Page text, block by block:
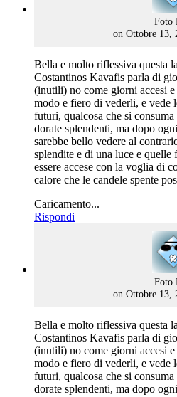
Foto
on Ottobre 13,
Bella e molto riflessiva questa
Costantinos Kavafis parla di
(inutili) no come giorni accesi
modo e fiero di vederli, e vede
futuri, qualcosa che si
dorate splendenti, ma dopo
sarebbe bello vedere al
splendite e di una luce e quelle
essere accese con la voglia di
calore che le candele spente
Caricamento...
Rispondi
Foto
on Ottobre 13,
Bella e molto riflessiva questa
Costantinos Kavafis parla di
(inutili) no come giorni accesi
modo e fiero di vederli, e vede
futuri, qualcosa che si
dorate splendenti, ma dopo